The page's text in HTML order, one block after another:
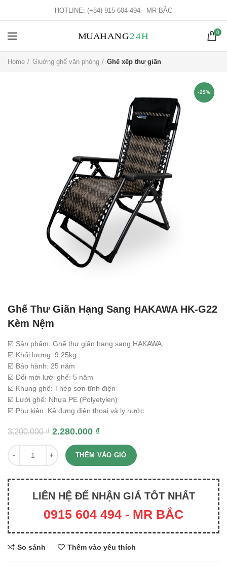
HOTLINE: (+84) 915 604 494 - MR BẮC
0
Home Giuờng ghế văn phòng Ghế xếp thư giãn
-29%
Ghế Thư Giãn Hạng Sang HAKAWA HK-G22
Kèm Nệm
☑️ Sản phẩm: Ghế thư giãn hạng sang HAKAWA
☑️ Khối lượng: 9.25kg
☑️ Bảo hành: 25 năm
☑️ Đổi mới lưới ghế: 5 năm
☑️ Khung ghế: Thép sơn tĩnh điện
☑️ Lưới ghế: Nhựa PE (Polyetylen)
☑️ Phụ kiện: Kệ đựng điện thoại và ly nước
3.200.000₫ 2.280.000 ₫
Quantity
THÊM VÀO GIỎ
LIÊN HỆ ĐỂ NHẬN GIÁ TỐT NHẤT
0915 604 494 - MR BẮC
So sánh Thêm vào yêu thích